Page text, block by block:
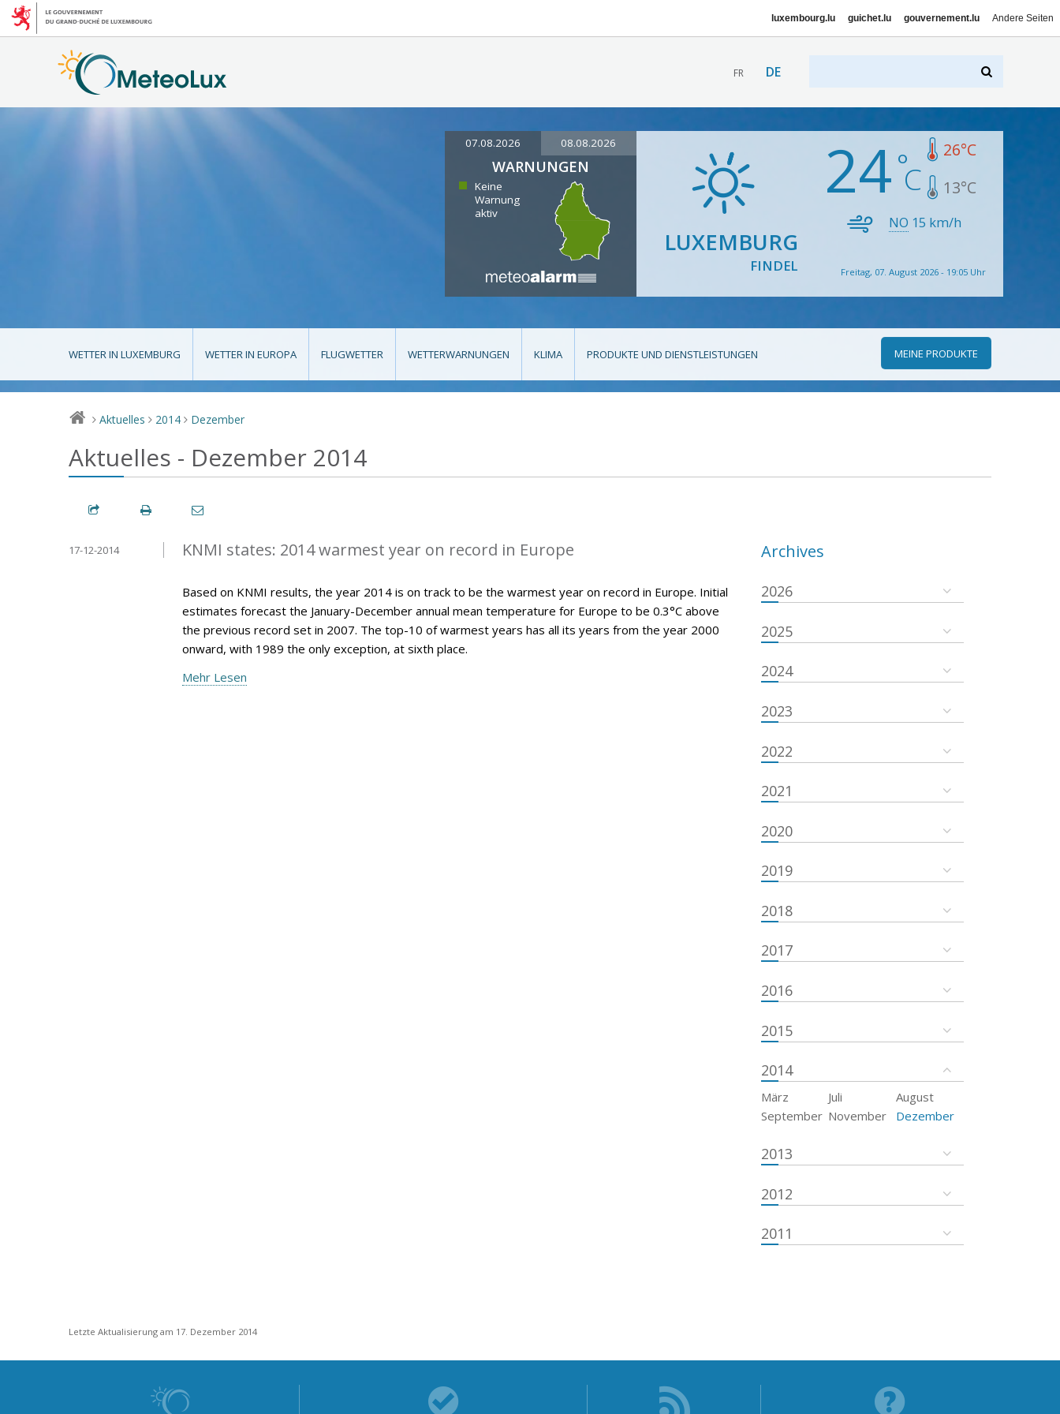
luxembourg.lu guichet.lu gouvernement.lu Andere Seiten
FR DE
07.08.2026 08.08.2026
WARNUNGEN
Keine
Warnung
aktiv
LUXEMBURG
FINDEL
24 26°C
13°C
NO 15 km/h
Freitag, 07. August 2026 - 19:05 Uhr
WETTER IN LUXEMBURG WETTER IN EUROPA FLUGWETTER WETTERWARNUNGEN KLIMA PRODUKTE UND DIENSTLEISTUNGEN MEINE PRODUKTE
> Aktuelles > 2014 > Dezember
Aktuelles - Dezember 2014
KNMI states: 2014 warmest year on record in Europe
17-12-2014
Based on KNMI results, the year 2014 is on track to be the warmest year on record in Europe. Initial
estimates forecast the January-December annual mean temperature for Europe to be 0.3°C above
the previous record set in 2007. The top-10 of warmest years has all its years from the year 2000
onward, with 1989 the only exception, at sixth place.
Mehr Lesen
Archives
2026
2025
2024
2023
2022
2021
2020
2019
2018
2017
2016
2015
2014
März Juli
August
September November Dezember
2013
2012
2011
Letzte Aktualisierung am 17. Dezember 2014